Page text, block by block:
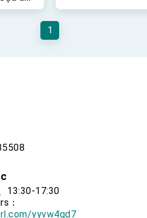
Loan
1
13:30-17:30
：
yyvw4gd7